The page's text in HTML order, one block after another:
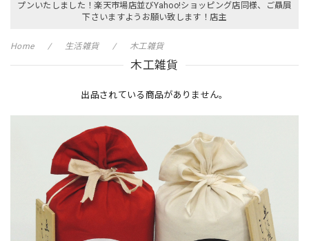
プンいたしました！楽天市場店並びYahoo!ショッピング店同様、ご贔屓
下さいますようお願い致します！店主
Home 生活雑貨 木工雑貨
木工雑貨
出品されている商品がありません。